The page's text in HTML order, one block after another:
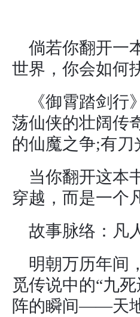
倘若你翻开一
世界，你会如何
《御霄踏剑
荡仙侠的壮阔传
的仙魔之争;有
当你翻开这本
穿越，而是一个
故事脉络：凡
明朝万历年间
觅传说中的“九
阵的瞬间——天